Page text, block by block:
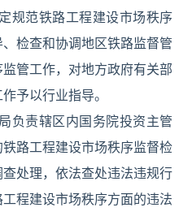
规范铁路工程建设市场秩序
检查和协调地区铁路监督管
管工作，对地方政府有关部
予以行业指导。
负责辖区内国务院投资主管
路工程建设市场秩序监督检
处理，依法查处违法违规行
程建设市场秩序方面的违法